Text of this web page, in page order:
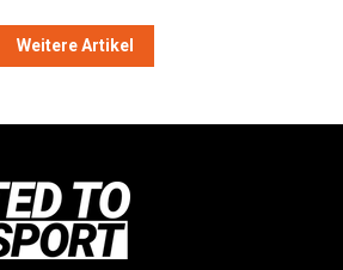
Weitere Artikel